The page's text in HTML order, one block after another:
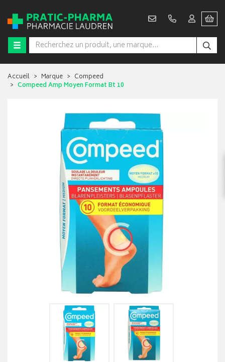
Accueil Marque
Compeed
Compeed Amp Moyen Format Bt 10